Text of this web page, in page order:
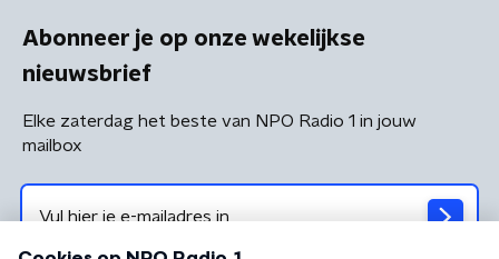
Abonneer je op onze wekelijkse
nieuwsbrief
Elke zaterdag het beste van NPO Radio 1 in jouw
mailbox